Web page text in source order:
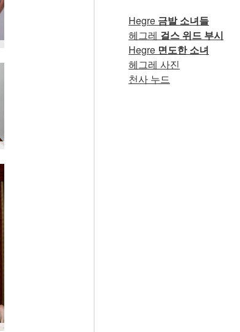
Hegre 금발 소녀들
헤그레 걸스 위드 부시
Hegre 면도한 소녀
헤그레 사진
천사 누드